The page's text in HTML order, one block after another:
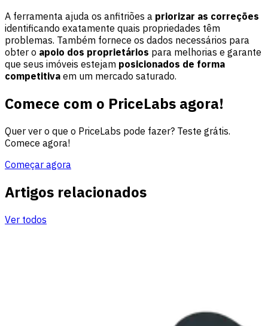
A ferramenta ajuda os anfitriões a priorizar as correções
identificando exatamente quais propriedades têm
problemas. Também fornece os dados necessários para
obter o apoio dos proprietários para melhorias e garante
que seus imóveis estejam posicionados de forma
competitiva em um mercado saturado.
Comece com o PriceLabs agora!
Quer ver o que o PriceLabs pode fazer? Teste grátis.
Comece agora!
Começar agora
Artigos relacionados
Ver todos